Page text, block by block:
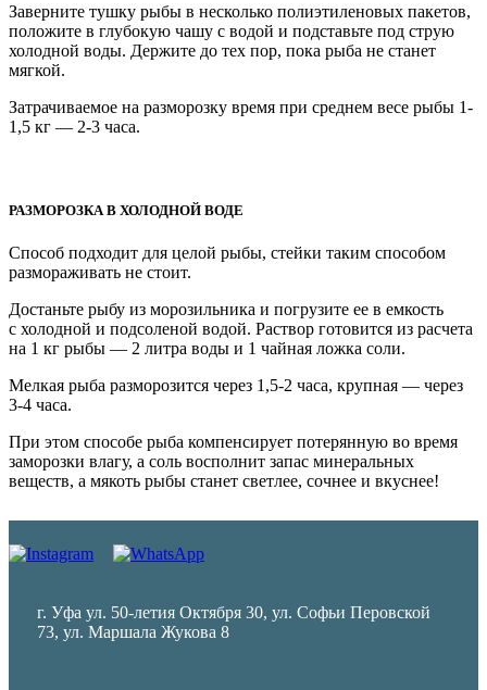
Заверните тушку рыбы в несколько полиэтиленовых пакетов,
положите в глубокую чашу с водой и подставьте под струю
холодной воды. Держите до тех пор, пока рыба не станет
мягкой.
Затрачиваемое на разморозку время при среднем весе рыбы 1-
1,5 кг — 2-3 часа.
РАЗМОРОЗКА В ХОЛОДНОЙ ВОДЕ
Способ подходит для целой рыбы, стейки таким способом
размораживать не стоит.
Достаньте рыбу из морозильника и погрузите ее в емкость
с холодной и подсоленой водой. Раствор готовится из расчета
на 1 кг рыбы — 2 литра воды и 1 чайная ложка соли.
Мелкая рыба разморозится через 1,5-2 часа, крупная — через
3-4 часа.
При этом способе рыба компенсирует потерянную во время
заморозки влагу, а соль восполнит запас минеральных
веществ, а мякоть рыбы станет светлее, сочнее и вкуснее!
г. Уфа ул. 50-летия Октября 30, ул. Софьи Перовской
73, ул. Маршала Жукова 8